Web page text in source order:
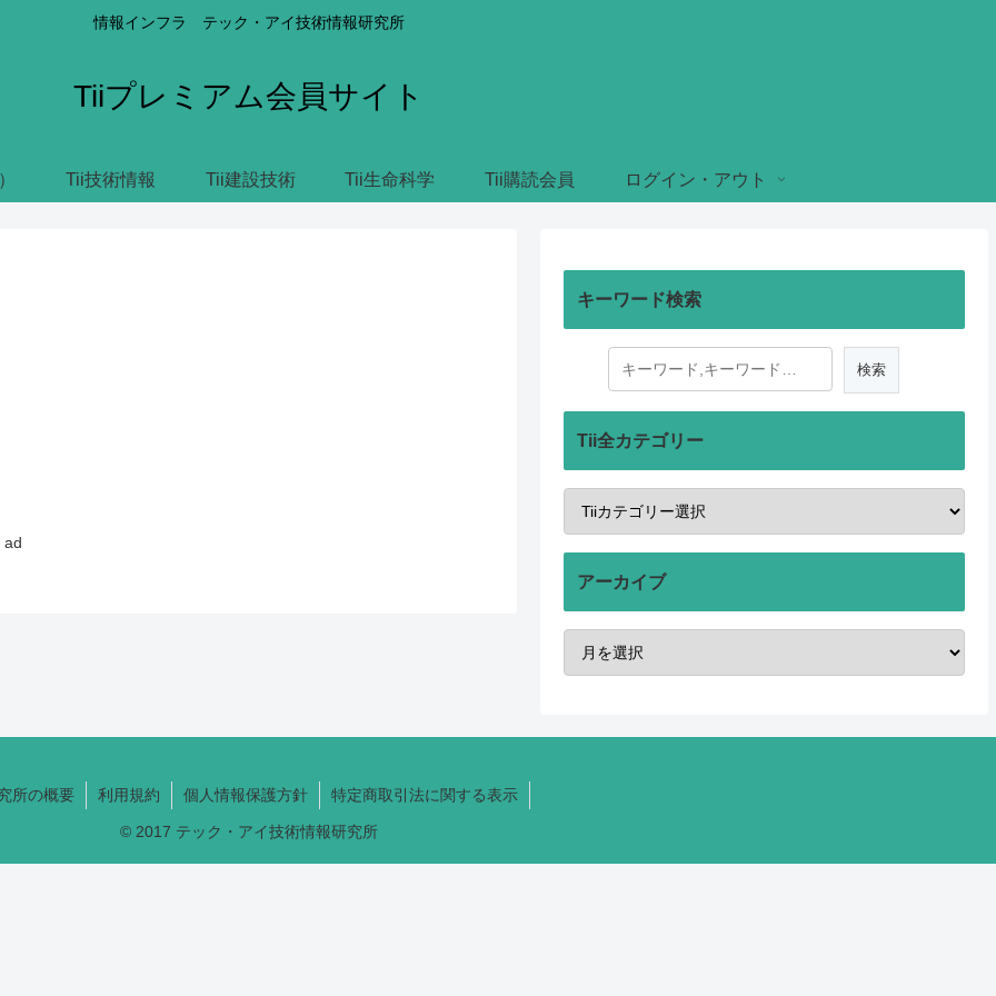
情報インフラ テック・アイ技術情報研究所
Tiiプレミアム会員サイト
Tii技術情報 Tii建設技術 Tii生命科学 Tii購読会員 ログイン・アウト
ad
キーワード検索
Tii全カテゴリー
アーカイブ
所の概要 利用規約 個人情報保護方針 特定商取引法に関する表示
© 2017 テック・アイ技術情報研究所